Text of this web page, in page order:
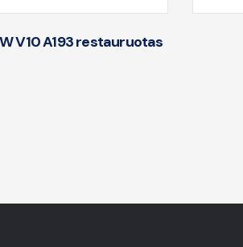
V10 A193 restauruotas